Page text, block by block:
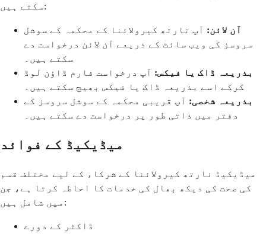
سکتے ہیں:
آن لائن: آپ نارتھ کیرولائنا کے محکمہ کے سوشل
سروسز کی ویب سائٹ کے ذریعے آن لائن درخواست دے
سکتے ہیں۔
بذریعہ ڈاک یا فیکس: آپ درخواست فارم ڈاؤن لوڈ
کرکے اسے بذریعہ ڈاک یا فیکس بھیج سکتے ہیں۔
بذریعہ شخصی: آپ قریبی محکمہ کے سوشل سروسز کے
دفتر میں ذاتی طور پر درخواست دے سکتے ہیں۔
میڈیکیڈ کے فوائد
میڈیکیڈ نارتھ کیرولائنا کے شرکاء کے لیے مختلف قسم
کی صحت کی دیکھ بھال کی خدمات کا احاطہ کرتا ہے، جن
میں شامل ہیں:
ڈاکٹر کے دورے